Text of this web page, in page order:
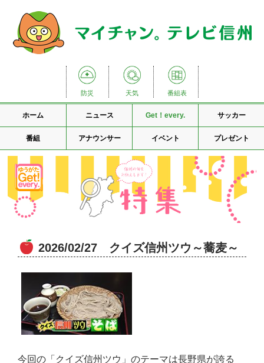
防災 天気 番組表
ホーム ニュース Get！every. サッカー
番組 アナウンサー イベント プレゼント
2026/02/27 クイズ信州ツウ～蕎麦～
今回の「クイズ信州ツウ」のテーマは長野県が誇る